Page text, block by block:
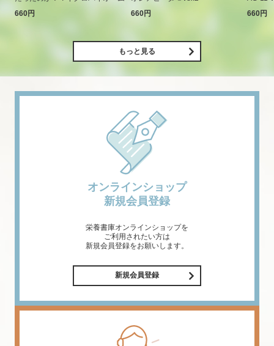
660円
660円
660円
もっと見る
オンラインショップ
新規会員登録
栄養書庫オンラインショップを
ご利用されたい方は
新規会員登録をお願いします。
新規会員登録